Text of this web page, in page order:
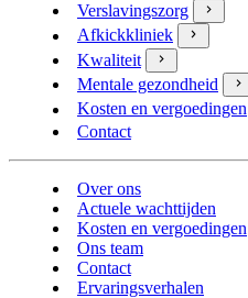
Verslavingszorg
Afkickkliniek
Kwaliteit
Mentale gezondheid
Kosten en vergoedingen
Contact
Over ons
Actuele wachttijden
Kosten en vergoedingen
Ons team
Contact
Ervaringsverhalen